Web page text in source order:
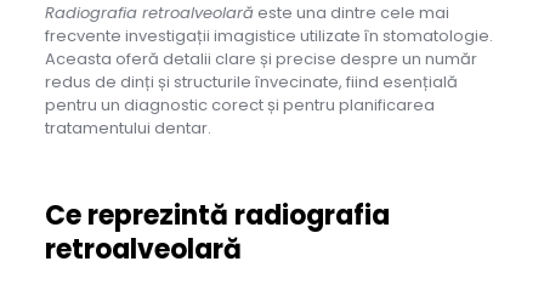
Radiografia retroalveolarăeste una dintre cele mai
frecvente investigații imagistice utilizate în stomatologie.
Aceasta oferă detalii clare și precise despre un număr
redus de dinți și structurile învecinate, fiind esențială
pentru un diagnostic corect și pentru planificarea
tratamentului dentar.
Ce reprezintă radiografia
retroalveolară